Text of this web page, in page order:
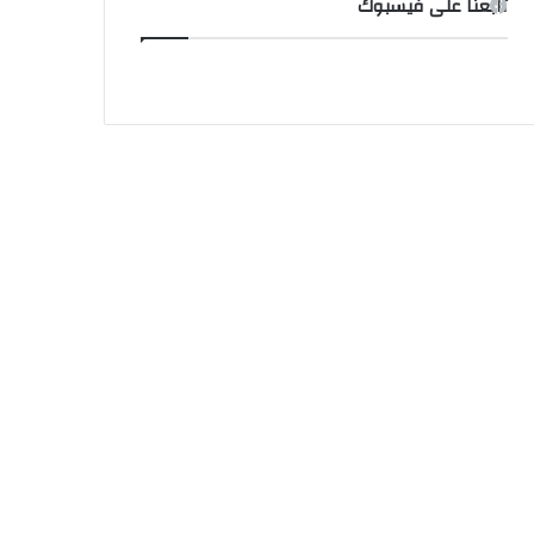
تابعنا على فيسبوك